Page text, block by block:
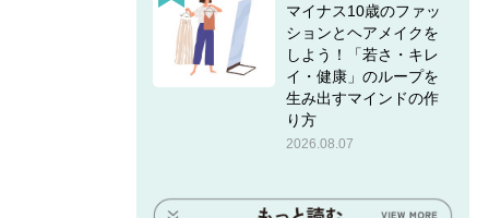
マイナス10歳のファッ
ションとヘアメイクを
しよう！「若さ・キレ
イ・健康」のループを
生み出すマインドの作
り方
2026.08.07